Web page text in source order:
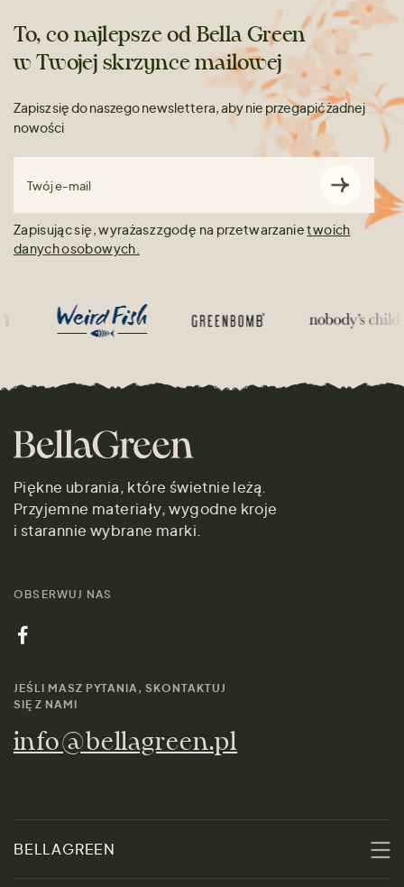
To, co najlepsze od Bella Green
w Twojej skrzynce mailowej
Zapisz się do naszego newslettera, aby nie przegapić żadnej
nowości
Twój e-mail
Zapisując się, wyrażasz zgodę na przetwarzanietwoich
danych osobowych.
Piękne ubrania, które świetnie leżą.
Przyjemne materiały, wygodne kroje
i starannie wybrane marki.
OBSERWUJ NAS
JEŚLI MASZ PYTANIA, SKONTAKTUJ
SIĘ Z NAMI
info@bellagreen.pl
BELLAGREEN